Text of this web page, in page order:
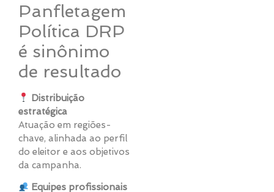
Panfletagem
Política DRP
é sinônimo
de resultado
Distribuição
estratégica
Atuação em regiões-
chave, alinhada ao perfil
do eleitor e aos objetivos
da campanha.
Equipes profissionais